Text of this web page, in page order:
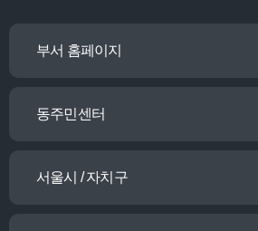
부서 홈페이지
동주민센터
서울시 / 자치구